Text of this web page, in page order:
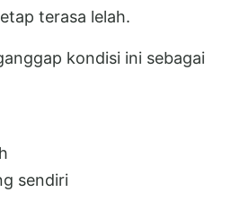
terasa lelah.
kondisi ini sebagai
sendiri